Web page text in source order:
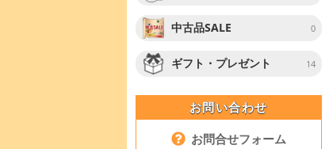
中古品SALE 0
ギフト・プレゼント 14
お問い合わせ
お問合せフォーム